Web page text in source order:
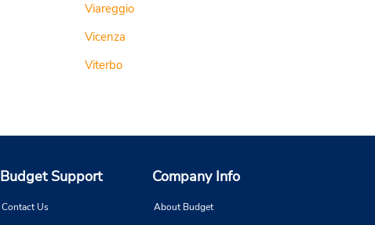
Viareggio
Vicenza
Viterbo
Budget Support
Contact Us
Company Info
About Budget